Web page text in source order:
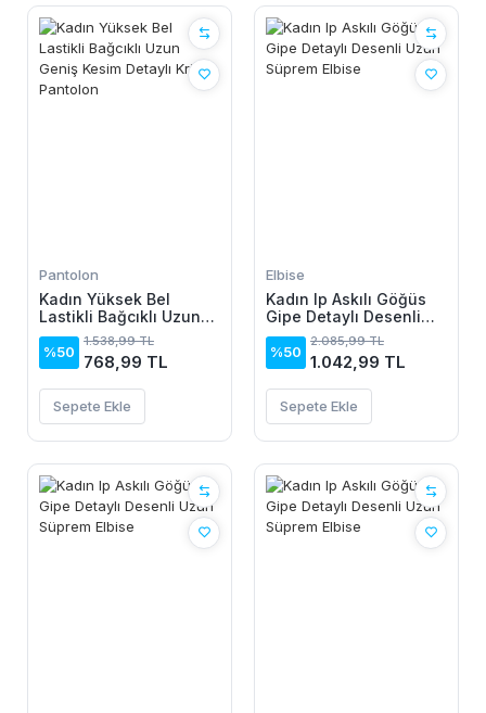
Pantolon
Kadın Yüksek Bel
Lastikli Bağcıklı Uzun
Geniş Kesim Detaylı
Krinkıl Pantolon
%50
1.538,99 TL
768,99 TL
Sepete Ekle
Elbise
Kadın Ip Askılı Göğüs
Gipe Detaylı Desenli
Uzun Süprem Elbise
%50
2.085,99 TL
1.042,99 TL
Sepete Ekle